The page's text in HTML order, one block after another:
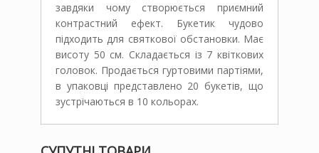
завдяки чому створюється приємний
контрастний ефект. Букетик чудово
підходить для святкової обстановки. Має
висоту 50 см. Складається із 7 квіткових
головок. Продається гуртовими партіями,
в упаковці представлено 20 букетів, що
зустрічаються в 10 кольорах.